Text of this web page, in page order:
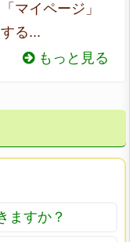
マイページ」
る...
もっと見る
ますか？